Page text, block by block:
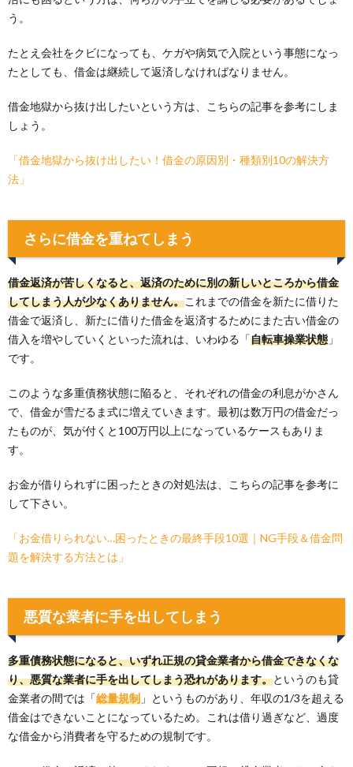
う。
たとえ会社をクビになっても、ケガや病気で入院という事態になっ
たとしても、借金は継続して返済しなければなりません。
借金地獄から抜け出したいという方は、こちらの記事を参考にしま
しょう。
「借金地獄から抜け出したい！借金の原因別・種類別10の解決方
法」
さらに借金を重ねてしまう
借金返済が苦しくなると、返済のために別の新しいところから借金
してしまう人が少なくありません。これまでの借金を新たに借りた
借金で返済し、新たに借りた借金を返済するためにまた古い借金の
借入を増やしていくといった流れは、いわゆる「自転車操業状態 」
です。
このような多重債務状態に陥ると、それぞれの借金の利息がかさん
で、借金が雪だるま式に増えていきます。最初は数万円の借金だっ
たものが、気が付くと100万円以上になっているケースもありま
す。
お金が借りられずに困ったときの対処法は、こちらの記事を参考に
して下さい。
「お金借りられない…困ったときの最終手段10選｜NG手段＆借金問
題を解決する方法とは」
悪質な業者に手を出してしまう
多重債務状態になると、いずれ正規の貸金業者から借金できなくな
り、悪質な業者に手を出してしまう恐れがあります。というのも貸
金業者の間では「総量規制 」というものがあり、年収の1/3を超える
借金はできないことになっているため。これは借り過ぎなど、過度
な借金から消費者を守るための規制です。